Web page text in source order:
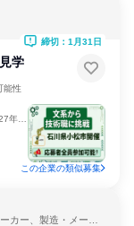
学
能性
1月
締切：1月31日
この企業の類似募集
カー、製造・メーカ